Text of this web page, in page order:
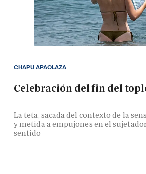
Celebración del fin del
La teta, sacada del contexto de la
y metida a empujones en el
sentido
CHAPU APAOLAZA